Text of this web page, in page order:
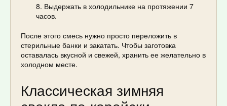
Выдержать в холодильнике на протяжении 7
часов.
После этого смесь нужно просто переложить в
стерильные банки и закатать. Чтобы заготовка
оставалась вкусной и свежей, хранить ее желательно в
холодном месте.
Классическая зимняя